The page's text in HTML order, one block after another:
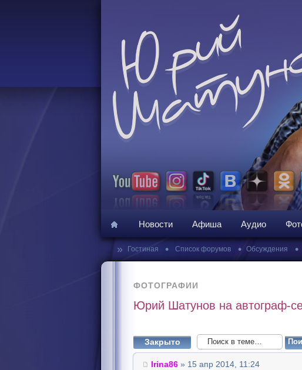
Новости Афиша Аудио
» Гостиная • Список форумов • Обсуждения •
ФОТОГРАФИИ
Юрий Шатунов на автограф-
Закрыто
Irina86 » 15 апр 2014, 11:24